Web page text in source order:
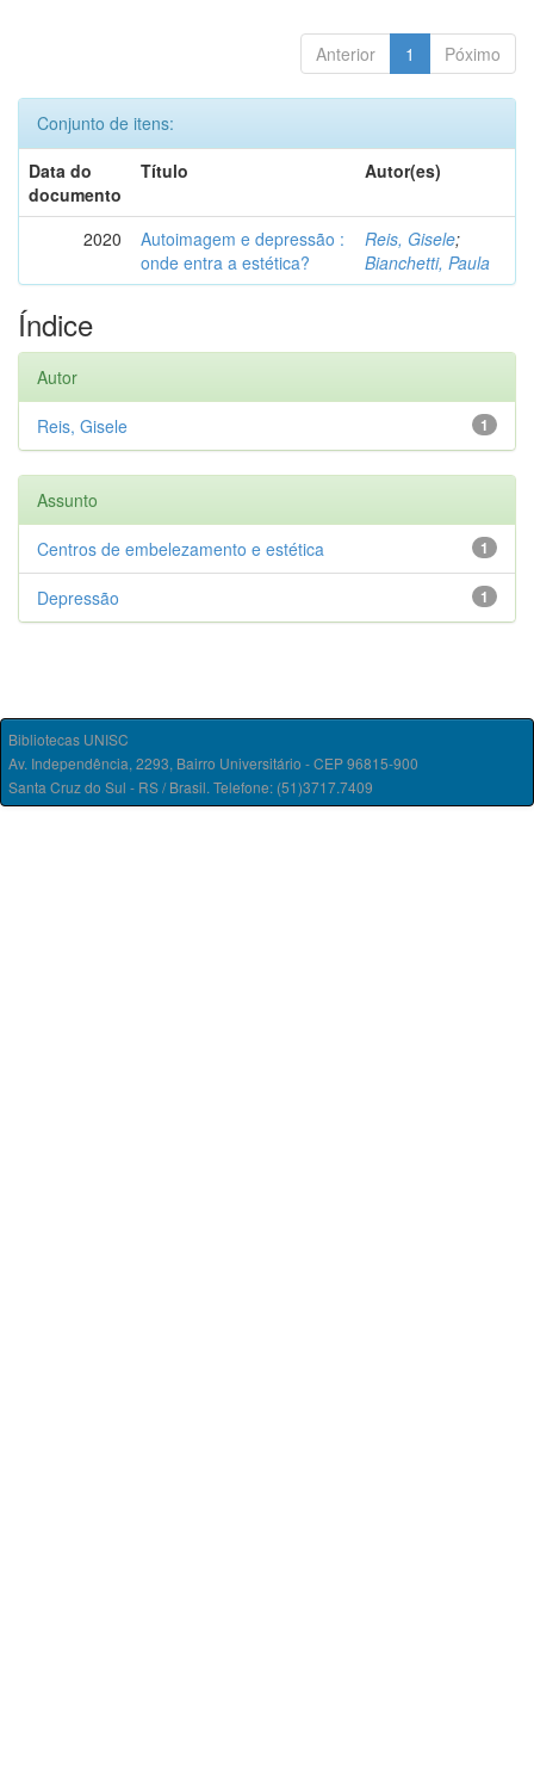
Anterior 1 Póximo
Conjunto de itens:
Data do
documento
Título Autor(es)
2020
Autoimagem e depressão :
onde entra a estética?
Reis, Gisele;
Bianchetti, Paula
Índice
Autor
1
Reis, Gisele
Assunto
1
Centros de embelezamento e estética
1
Depressão
Bibliotecas UNISC
Av. Independência, 2293, Bairro Universitário - CEP 96815-900
Santa Cruz do Sul - RS / Brasil. Telefone: (51)3717.7409